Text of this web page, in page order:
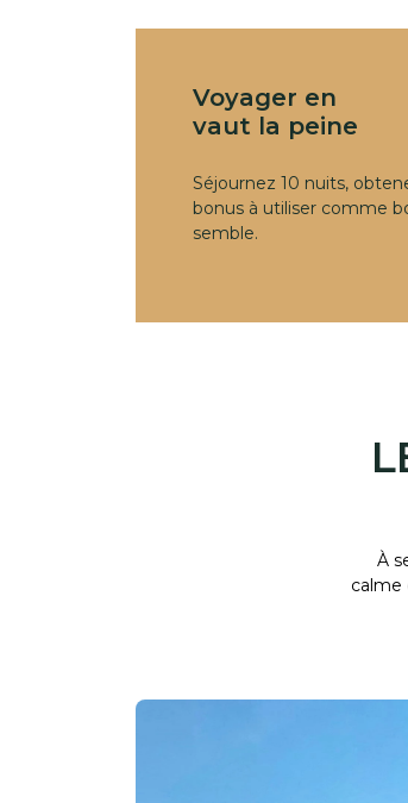
Voyager en
vaut la peine
Séjournez 10 nuits,
bonus à utiliser comme
semble.
À
calme